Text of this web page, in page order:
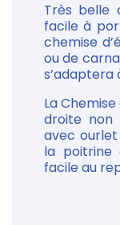
Très belle
facile à
chemise
ou de
La
droite non
avec
la poitrine
facile au